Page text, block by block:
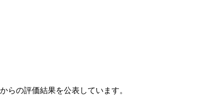
らの評価結果を公表しています。